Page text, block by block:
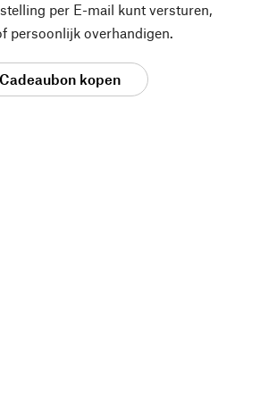
per E-mail kunt versturen,
persoonlijk overhandigen.
Cadeaubon kopen